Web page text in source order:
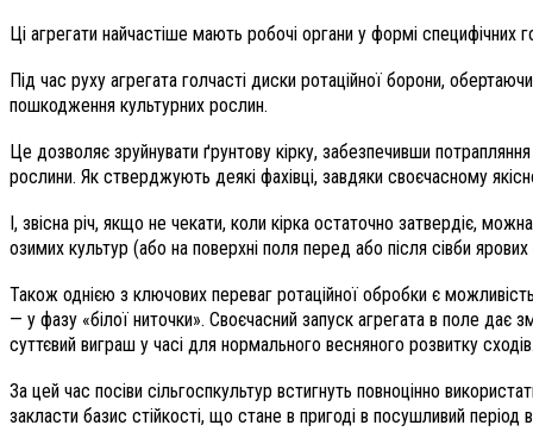
Ці агрегати найчастіше мають робочі органи у формі
Під час руху агрегата голчасті диски ротаційної борони,
пошкодження культурних рослин.
Це дозволяє зруйнувати ґрунтову кірку, забезпечивши
рослини. Як стверджують деякі фахівці, завдяки своєчасному
І, звісна річ, якщо не чекати, коли кірка остаточно затвердіє,
озимих культур (або на поверхні поля перед або після сівби ярових
Також однією з ключових переваг ротаційної обробки є
— у фазу «білої ниточки». Своєчасний запуск агрегата в поле
суттєвий виграш у часі для нормального весняного розвитку сходів.
За цей час посіви сільгоспкультур встигнуть повноцінно
закласти базис стійкості, що стане в пригоді в посушливий період